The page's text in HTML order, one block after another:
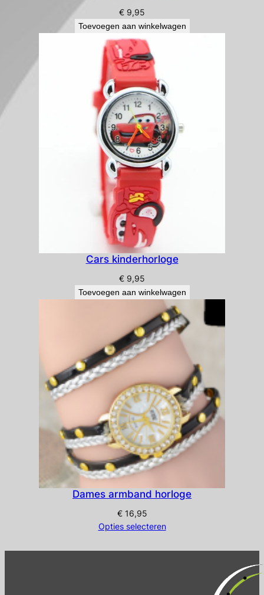
€ 9,95
Toevoegen aan winkelwagen
Cars kinderhorloge
€ 9,95
Toevoegen aan winkelwagen
Dames armband horloge
€16,95
Opties selecteren